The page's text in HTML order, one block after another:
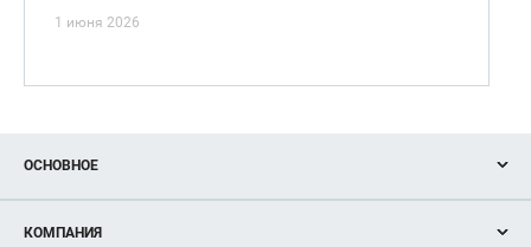
1 июня 2026
ОСНОВНОЕ
Новости
КОМПАНИЯ